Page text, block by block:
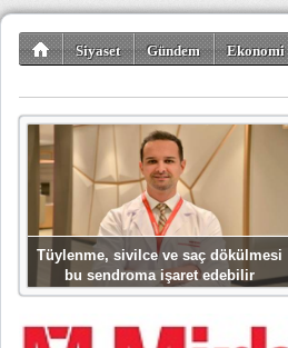
Siyaset Gündem Ekonomi
Tüylenme, sivilce ve saç dökülmesi
bu sendroma işaret edebilir